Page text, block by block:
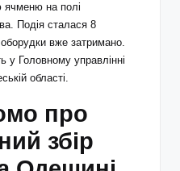
ячменю на полі
Подія сталася 8
вже затримано.
у Головному управлінні
області.
про
збір